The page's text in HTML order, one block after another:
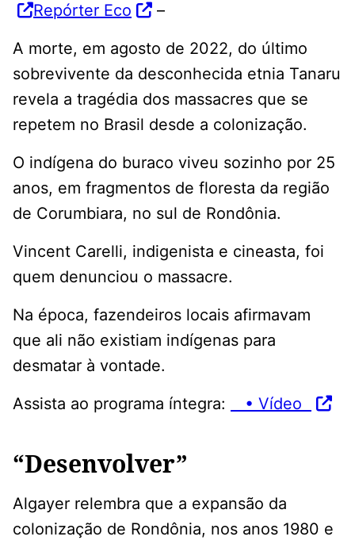
Repórter Eco
–
A morte, em agosto de 2022, do último
sobrevivente da desconhecida etnia Tanaru
revela a tragédia dos massacres que se
repetem no Brasil desde a colonização.
O indígena do buraco viveu sozinho por 25
anos, em fragmentos de floresta da região
de Corumbiara, no sul de Rondônia.
Vincent Carelli, indigenista e cineasta, foi
quem denunciou o massacre.
Na época, fazendeiros locais afirmavam
que ali não existiam indígenas para
desmatar à vontade.
Assista ao programa íntegra:
• Vídeo
“Desenvolver”
Algayer relembra que a expansão da
colonização de Rondônia, nos anos 1980 e